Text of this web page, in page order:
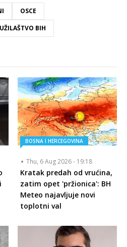
OSCE
BIH
BOSNA I HERCEGOVINA
Thu, 6 Aug 2026 - 19:18
Kratak predah od vrućina,
zatim opet 'pržionica': BH
Meteo najavljuje novi
toplotni val